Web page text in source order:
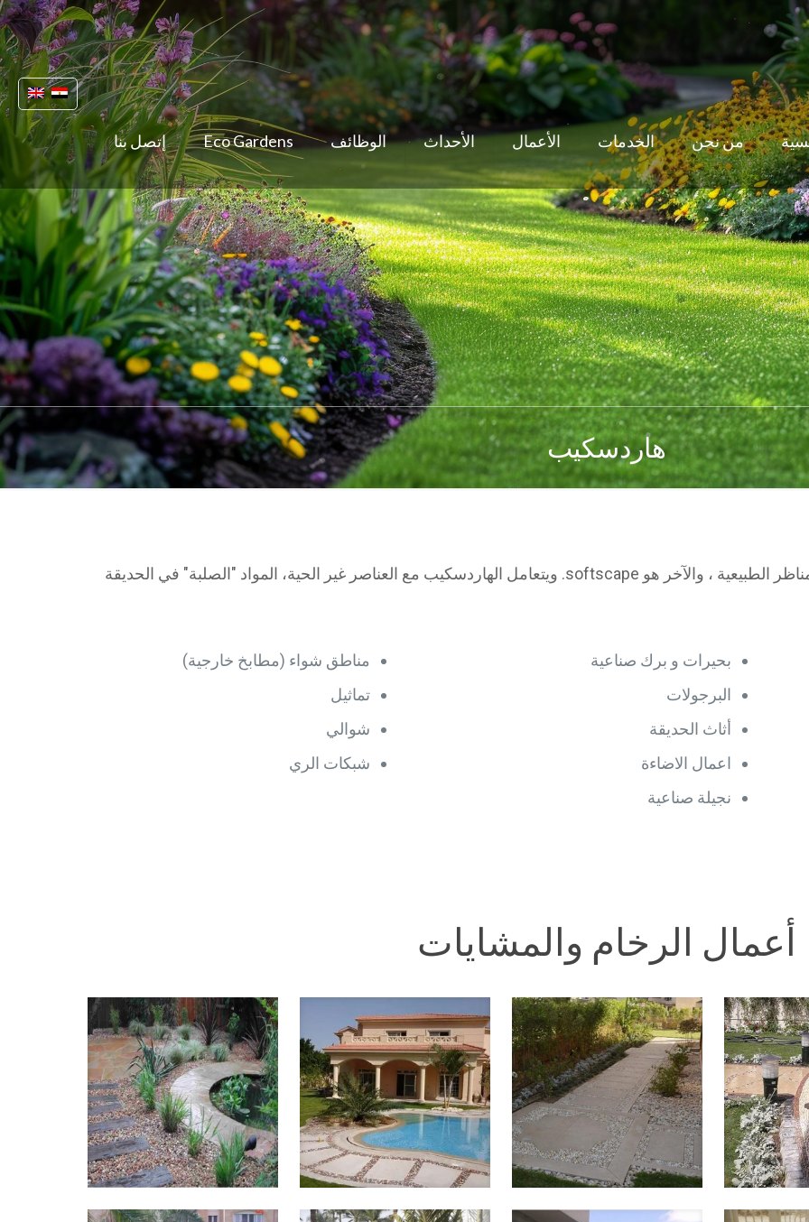
من نحن الخدمات الأعمال الأحداث الوظائف Eco Gardens إتصل بنا
هاردسكيب
الهاردسكيب هو أحد الفئتين الفرعيتين الرئيسيتين للمناظر الطبيعية ، والآخر هو softscape. ويتعامل الهاردسكيب مع العناصر غير الحية، المواد "الصلبة" في الحديقة
بحيرات و برك صناعية
البرجولات
أثاث الحديقة
اعمال الاضاءة
نجيلة صناعية
مناطق شواء (مطابخ خارجية)
تماثيل
شوالي
شبكات الري
أعمال الرخام والمشايات